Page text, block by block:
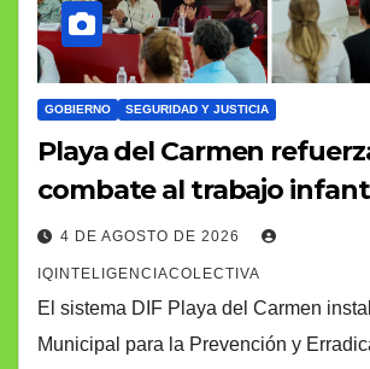
GOBIERNO SEGURIDAD Y JUSTICIA
Playa del Carmen
combate al trabajo
4 DE AGOSTO DE 2026
IQINTELIGENCIACOLECTIVA
El sistema DIF Playa del Carmen
Municipal para la Prevención y